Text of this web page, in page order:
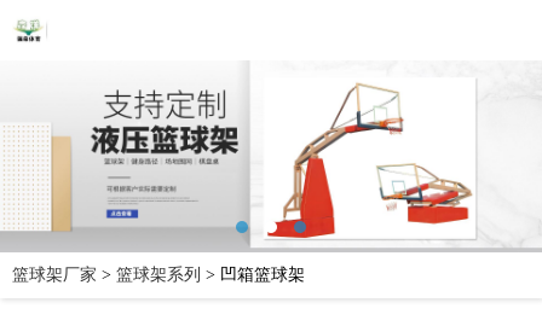
篮球架厂家 > 篮球架系列 > 凹箱篮球架